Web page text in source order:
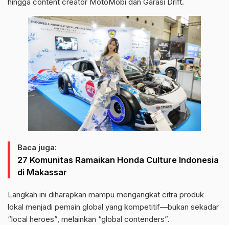
Baca juga:
27 Komunitas Ramaikan Honda Culture Indonesia
di Makassar
Langkah ini diharapkan mampu mengangkat citra produk
lokal menjadi pemain global yang kompetitif—bukan sekadar
“local heroes”, melainkan “global contenders”.